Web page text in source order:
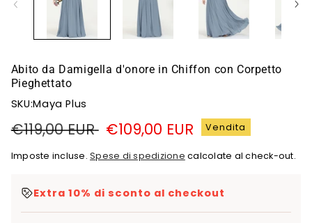
Abito da Damigella d'onore in Chiffon con Corpetto
Pieghettato
SKU:Maya Plus
Prezzo
di
€119,00 EUR Prezzo
di
€109,00 EUR Vendita
Imposte incluse.Spese di spedizione calcolate al check-out.
Extra 10% di sconto al checkout